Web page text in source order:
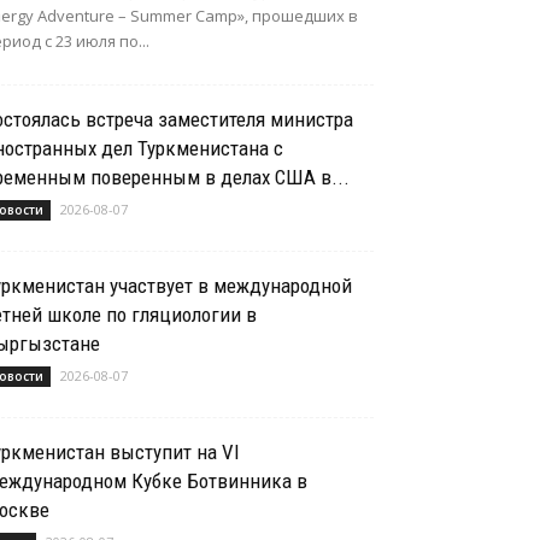
Adventure – Summer Camp», прошедших в
с 23 июля по...
встреча заместителя министра
дел Туркменистана с
поверенным в делах США в...
2026-08-07
участвует в международной
школе по гляциологии в
2026-08-07
выступит на VI
Кубке Ботвинника в